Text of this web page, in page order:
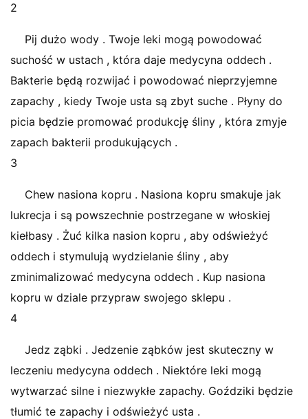
2
Pij dużo wody . Twoje leki mogą powodować
suchość w ustach , która daje medycyna oddech .
Bakterie będą rozwijać i powodować nieprzyjemne
zapachy , kiedy Twoje usta są zbyt suche . Płyny do
picia będzie promować produkcję śliny , która zmyje
zapach bakterii produkujących .
3
Chew nasiona kopru . Nasiona kopru smakuje jak
lukrecja i są powszechnie postrzegane w włoskiej
kiełbasy . Żuć kilka nasion kopru , aby odświeżyć
oddech i stymulują wydzielanie śliny , aby
zminimalizować medycyna oddech . Kup nasiona
kopru w dziale przypraw swojego sklepu .
4
Jedz ząbki . Jedzenie ząbków jest skuteczny w
leczeniu medycyna oddech . Niektóre leki mogą
wytwarzać silne i niezwykłe zapachy. Goździki będzie
tłumić te zapachy i odświeżyć usta .